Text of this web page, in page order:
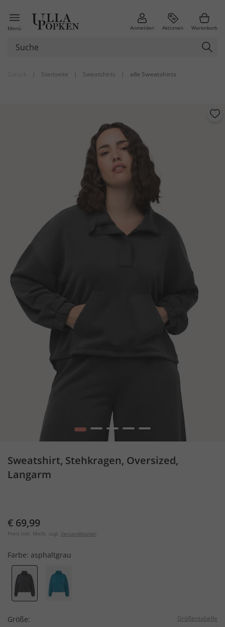
Menü Anmelden Aktionen Warenkorb
| Startseite | Sweatshirts | alle Sweatshirts
1 2 3 4 5
Sweatshirt, Stehkragen, Oversized,
Langarm
€ 69,99
Preis inkl. MwSt. zzgl. Versandkosten
Farbe: asphaltgrau
Größe: Größentabelle